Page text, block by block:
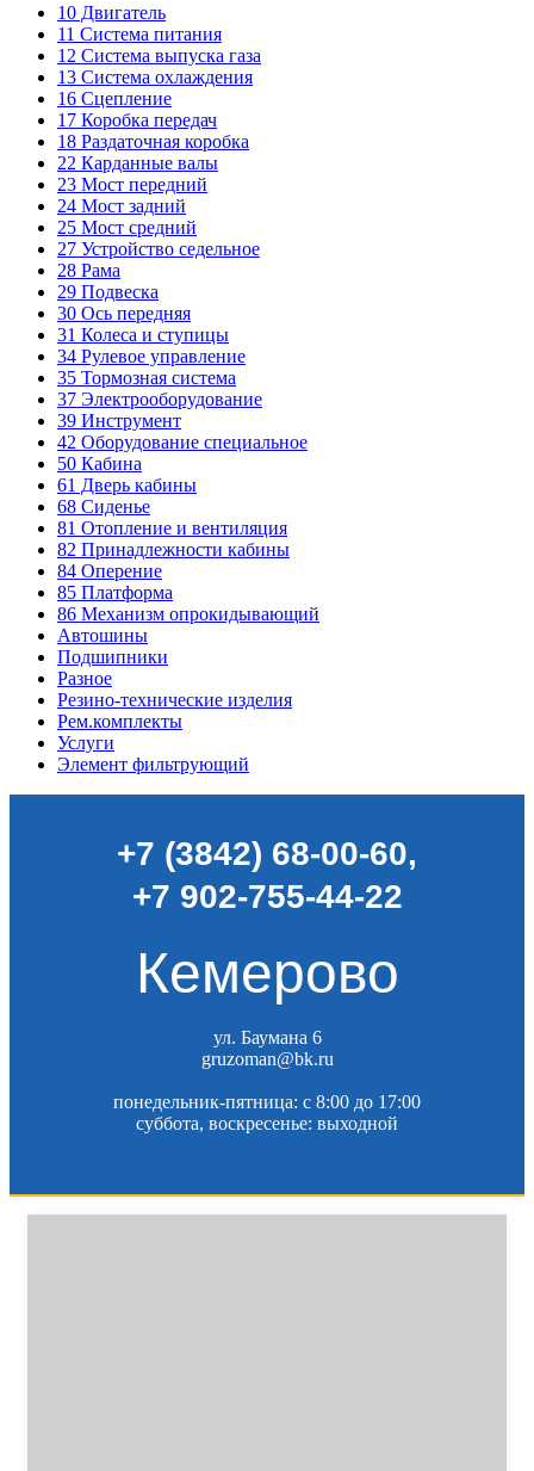
10 Двигатель
11 Система питания
12 Система выпуска газа
13 Система охлаждения
16 Сцепление
17 Коробка передач
18 Раздаточная коробка
22 Карданные валы
23 Мост передний
24 Мост задний
25 Мост средний
27 Устройство седельное
28 Рама
29 Подвеска
30 Ось передняя
31 Колеса и ступицы
34 Рулевое управление
35 Тормозная система
37 Электрооборудование
39 Инструмент
42 Оборудование специальное
50 Кабина
61 Дверь кабины
68 Сиденье
81 Отопление и вентиляция
82 Принадлежности кабины
84 Оперение
85 Платформа
86 Механизм опрокидывающий
Автошины
Подшипники
Разное
Резино-технические изделия
Рем.комплекты
Услуги
Элемент фильтрующий
+7 (3842) 68-00-60,
+7 902-755-44-22
Кемерово
ул. Баумана 6
gruzoman@bk.ru
понедельник-пятница: c 8:00 до 17:00
суббота, воскресенье: выходной